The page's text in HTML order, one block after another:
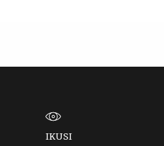
IKUSI